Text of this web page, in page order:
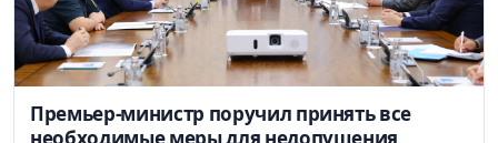
Премьер-министр поручил принять все
необходимые меры для недопущения